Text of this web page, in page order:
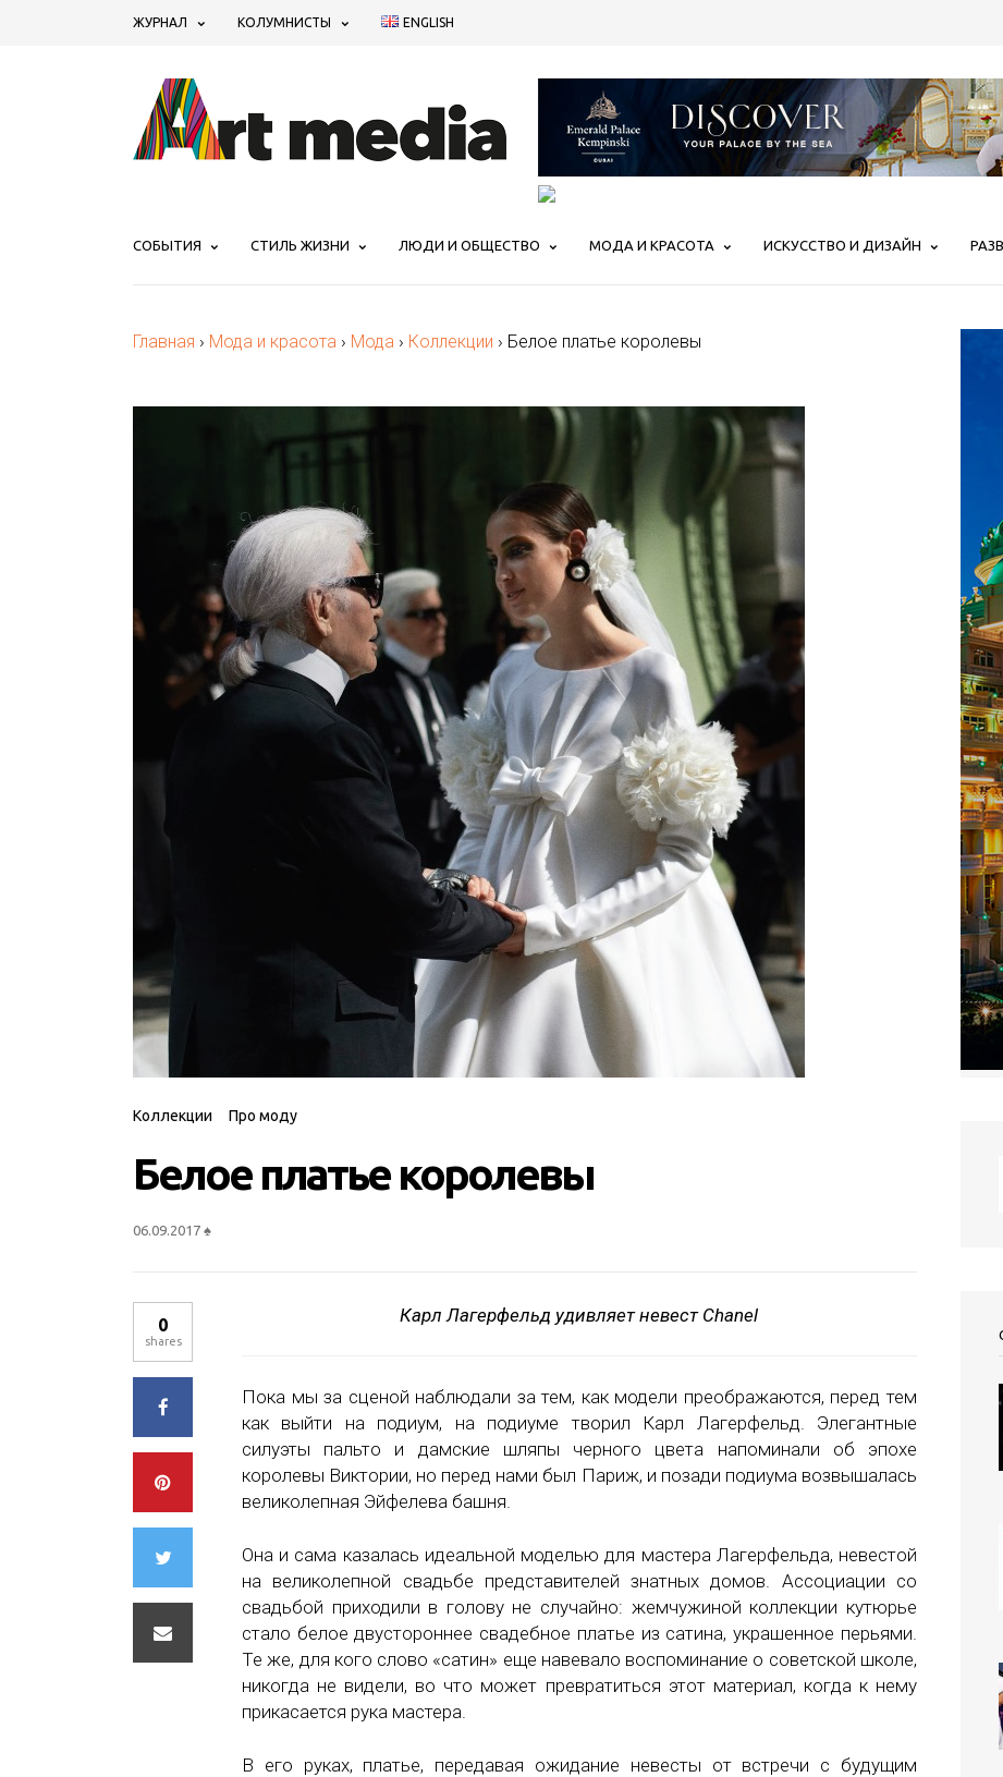
ЖУРНАЛ КОЛУМНИСТЫ ENGLISH
СОБЫТИЯ СТИЛЬ ЖИЗНИ ЛЮДИ И ОБЩЕСТВО МОДА И КРАСОТА ИСКУССТВО И ДИЗАЙН
Главная › Мода и красота › Мода › Коллекции › Белое платье королевы
Коллекции Про моду
Белое платье королевы
06.09.2017 ♠
Карл Лагерфельд удивляет невест Chanel
Пока мы за сценой наблюдали за тем, как модели преображаются, перед тем
как выйти на подиум, на подиуме творил Карл Лагерфельд. Элегантные
силуэты пальто и дамские шляпы черного цвета напоминали об эпохе
королевы Виктории, но перед нами был Париж, и позади подиума возвышалась
великолепная Эйфелева башня.
Она и сама казалась идеальной моделью для мастера Лагерфельда, невестой
на великолепной свадьбе представителей знатных домов. Ассоциации со
свадьбой приходили в голову не случайно: жемчужиной коллекции кутюрье
стало белое двустороннее свадебное платье из сатина, украшенное перьями.
Те же, для кого слово «сатин» еще навевало воспоминание о советской школе,
никогда не видели, во что может превратиться этот материал, когда к нему
прикасается рука мастера.
В его руках, платье, передавая ожидание невесты от встречи с будущим
0
shares